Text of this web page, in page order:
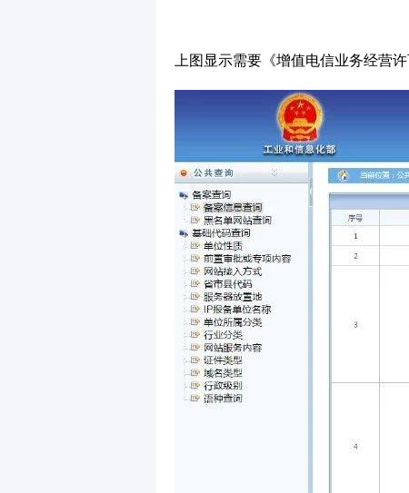
上图显示需要《增值电信业务经营